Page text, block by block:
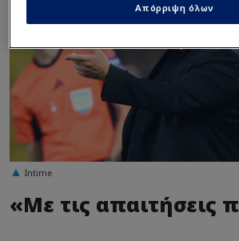
Intime
«Με τις απαιτήσεις
Απόρριψη όλων